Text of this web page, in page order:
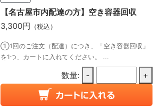
【名古屋市内配達の方】空き容器回収
3,300円 （税込）
①1回のご注文（配達）につき、「空き容器回収」
を1つ、カートに入れてください。 ...
数量: - +